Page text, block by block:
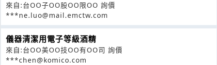
來自:台OO子OO股OO限OO 詢價
***ne.luo@mail.emctw.com
儀器清潔用電子等級酒精
來自:台OO美OO技OO有OO司 詢價
***chen@komico.com